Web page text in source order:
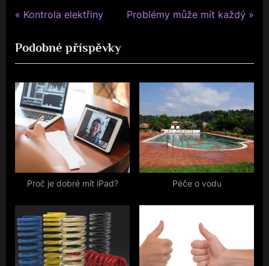
Navigace
pro
příspěvek
P
e
v
i
o
u
s
P
:
Kontrola elektřiny
N
t
P
o
s
t
:
Problémy může mít každý
Podobné příspěvky
Proč je dobré mít iPad? Péče o vodu